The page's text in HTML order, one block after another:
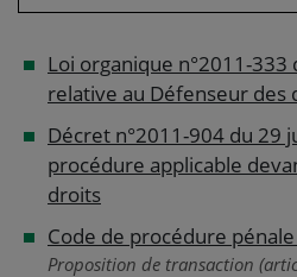
Loi organique n°2011-333
relative au Défenseur des
Décret n°2011-904 du 29
procédure applicable
droits
Code de procédure pénale
Proposition de transaction